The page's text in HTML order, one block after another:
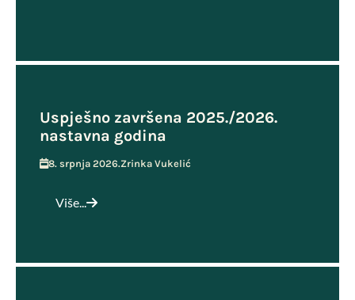
Uspješno završena 2025./2026.
nastavna godina
8. srpnja 2026.Zrinka Vukelić
Više...